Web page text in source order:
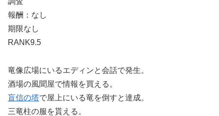
報酬：なし
期限なし
RANK9.5
竜像広場にいるエディンと会話で発生。
酒場の風聞屋で情報を買える。
盲信の塔で屋上にいる竜を倒すと達成。
三竜柱の服を貰える。